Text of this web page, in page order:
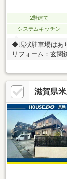
2階建て
システムキッチン
◆現状駐車場はあ
リフォーム：玄関
替、壁クロス貼替
報器設置◆シロア
です
滋賀県